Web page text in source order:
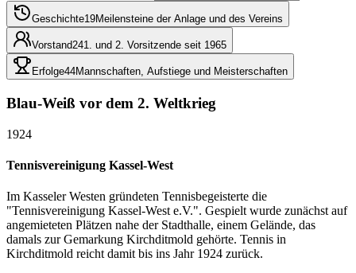
Geschichte19Meilensteine der Anlage und des Vereins
Vorstand241. und 2. Vorsitzende seit 1965
Erfolge44Mannschaften, Aufstiege und Meisterschaften
Blau-Weiß vor dem 2. Weltkrieg
1924
Tennisvereinigung Kassel-West
Im Kasseler Westen gründeten Tennisbegeisterte die
"Tennisvereinigung Kassel-West e.V.". Gespielt wurde zunächst auf
angemieteten Plätzen nahe der Stadthalle, einem Gelände, das
damals zur Gemarkung Kirchditmold gehörte. Tennis in
Kirchditmold reicht damit bis ins Jahr 1924 zurück.